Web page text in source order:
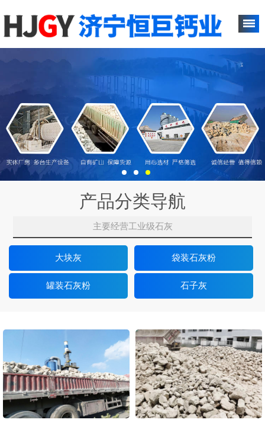
产品分类导航
主要经营工业级石灰
大块灰 袋装石灰粉
罐装石灰粉 石子灰